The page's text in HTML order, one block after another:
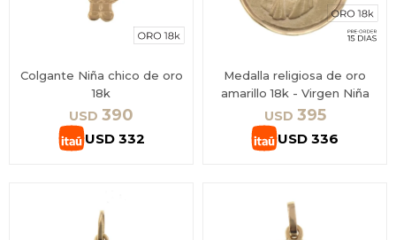
Colgante Niña chico de oro
18k
USD 390
USD 332
Medalla religiosa de oro
amarillo 18k - Virgen Niña
USD 395
USD 336